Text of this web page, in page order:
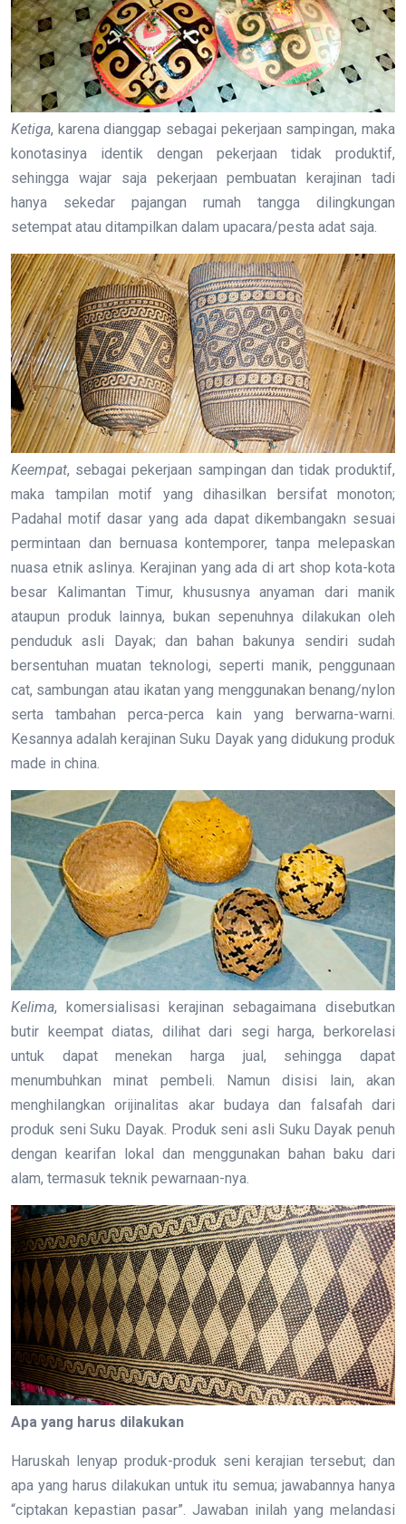
Ketiga, karena dianggap sebagai pekerjaan sampingan, maka
konotasinya identik dengan pekerjaan tidak produktif,
sehingga wajar saja pekerjaan pembuatan kerajinan tadi
hanya sekedar pajangan rumah tangga dilingkungan
setempat atau ditampilkan dalam upacara/pesta adat saja.
Keempat, sebagai pekerjaan sampingan dan tidak produktif,
maka tampilan motif yang dihasilkan bersifat monoton;
Padahal motif dasar yang ada dapat dikembangakn sesuai
permintaan dan bernuasa kontemporer, tanpa melepaskan
nuasa etnik aslinya. Kerajinan yang ada di art shop kota-kota
besar Kalimantan Timur, khususnya anyaman dari manik
ataupun produk lainnya, bukan sepenuhnya dilakukan oleh
penduduk asli Dayak; dan bahan bakunya sendiri sudah
bersentuhan muatan teknologi, seperti manik, penggunaan
cat, sambungan atau ikatan yang menggunakan benang/nylon
serta tambahan perca-perca kain yang berwarna-warni.
Kesannya adalah kerajinan Suku Dayak yang didukung produk
made in china.
Kelima, komersialisasi kerajinan sebagaimana disebutkan
butir keempat diatas, dilihat dari segi harga, berkorelasi
untuk dapat menekan harga jual, sehingga dapat
menumbuhkan minat pembeli. Namun disisi lain, akan
menghilangkan orijinalitas akar budaya dan falsafah dari
produk seni Suku Dayak. Produk seni asli Suku Dayak penuh
dengan kearifan lokal dan menggunakan bahan baku dari
alam, termasuk teknik pewarnaan-nya.
Apa yang harus dilakukan
Haruskah lenyap produk-produk seni kerajian tersebut; dan
apa yang harus dilakukan untuk itu semua; jawabannya hanya
“ciptakan kepastian pasar”. Jawaban inilah yang melandasi